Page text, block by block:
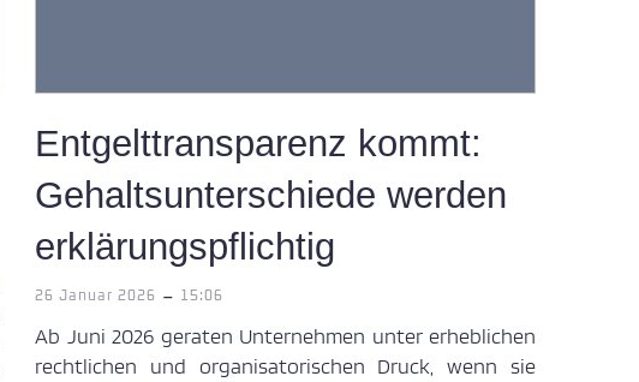
Entgelttransparenz kommt:
Gehaltsunterschiede werden
erklärungspflichtig
26 Januar 2026 - 15:06
Ab Juni 2026 geraten Unternehmen unter erheblichen
rechtlichen und organisatorischen Druck, wenn sie